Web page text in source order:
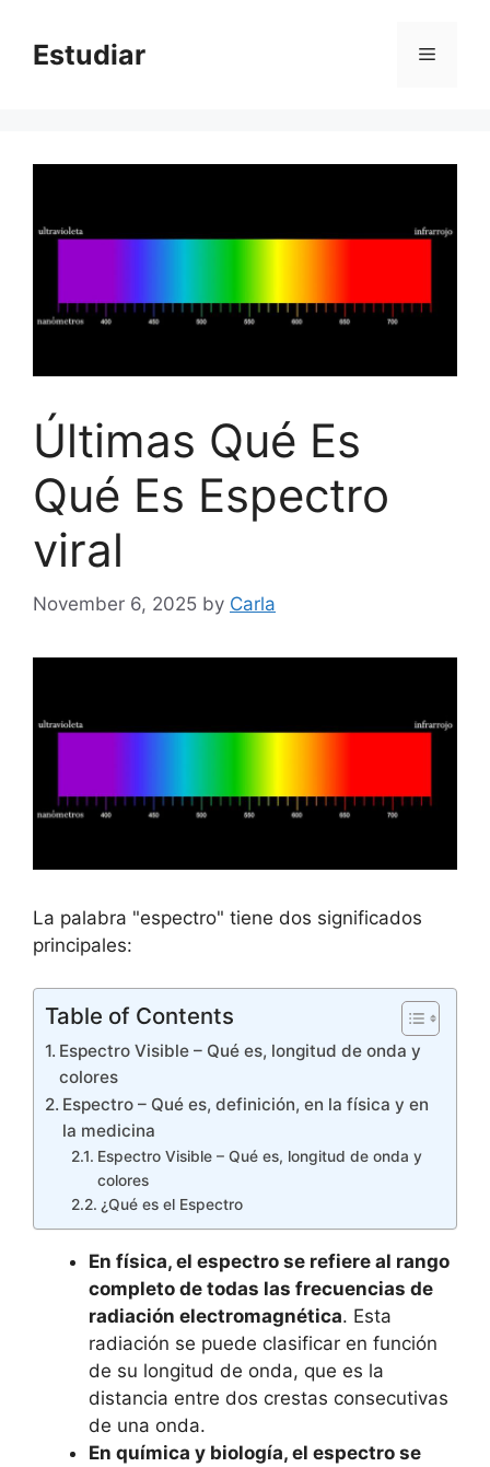
contentEstudiar Menu
Últimas Qué Es
Qué Es Espectro
viral
November 6, 2025 by Carla
La palabra "espectro" tiene dos significados
principales:
Table of Contents
Espectro Visible – Qué es, longitud de onda y
colores
Espectro – Qué es, definición, en la física y en
la medicina
Espectro Visible – Qué es, longitud de onda y
colores
¿Qué es el Espectro
En física, el espectro se refiere al rango
completo de todas las frecuencias de
radiación electromagnética. Esta
radiación se puede clasificar en función
de su longitud de onda, que es la
distancia entre dos crestas consecutivas
de una onda.
En química y biología, el espectro se